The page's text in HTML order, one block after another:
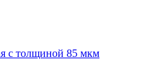
с толщиной 85 мкм